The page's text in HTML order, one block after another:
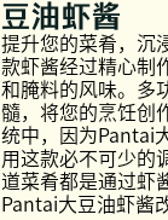
豆油虾酱
提升您的菜肴，沉
款虾酱经过精心制
和腌料的风味。多
髓，将您的烹饪创
统中，因为Pantai
用这款必不可少的
道菜肴都是通过虾
Pantai大豆油虾酱